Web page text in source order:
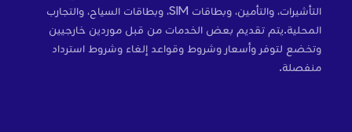
التأشيرات، والتأمين، وبطاقات SIM، وبطاقات السياح، والتجارب
المحلية.يتم تقديم بعض الخدمات من قبل موردين خارجيين
وتخضع لتوفر وأسعار وشروط وقواعد إلغاء وشروط استرداد
منفصلة.